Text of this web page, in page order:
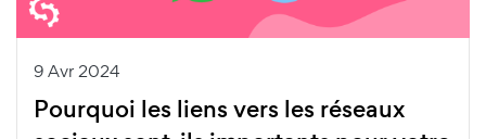
9 Avr 2024
Pourquoi les liens vers les réseaux